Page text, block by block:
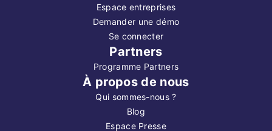
Espace entreprises
Demander une démo
Se connecter
Partners
Programme Partners
À propos de nous
Qui sommes-nous ?
Blog
Espace Presse